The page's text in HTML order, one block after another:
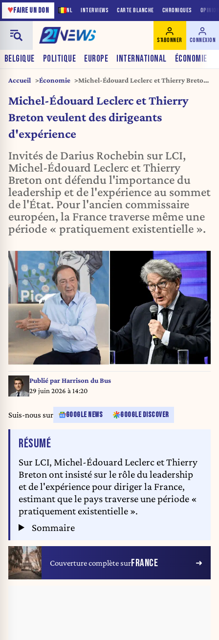
NL INTERVIEWS CARTE BLANCHE CHRONIQUES
♥FAIRE UN DON
BELGIQUE POLITIQUE EUROPE INTERNATIONAL ÉCONOMIE
S'ABONNER CONNEXION
Accueil Économie
Michel-Édouard Leclerc et Thierry Breton
Michel-Édouard Leclerc et Thierry
Breton veulent des dirigeants
d'expérience
Invités de Darius Rochebin sur LCI,
Michel-Édouard Leclerc et Thierry
Breton ont défendu l'importance du
leadership et de l'expérience au sommet
de l'État. Pour l'ancien commissaire
européen, la France traverse même une
période « pratiquement existentielle ».
Publié parHarrison du Bus
29 juin 2026 à 14:20
Suis-nous sur GOOGLE NEWS GOOGLE DISCOVER
RÉSUMÉDE L'ARTICLE
Sur LCI, Michel-Édouard Leclerc et Thierry
Breton ont insisté sur le rôle du leadership
et de l'expérience pour diriger la France,
estimant que le pays traverse une période «
pratiquement existentielle ».
Sommaire
Couverture complète surFRANCE